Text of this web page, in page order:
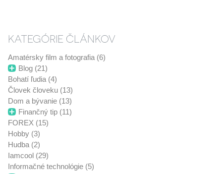
KATEGÓRIE ČLÁNKOV
Amatérsky film a fotografia (6)
Blog (21)
Bohatí ľudia (4)
Človek človeku (13)
Dom a bývanie (13)
Finančný tip (11)
FOREX (15)
Hobby (3)
Hudba (2)
Iamcool (29)
Informačné technológie (5)